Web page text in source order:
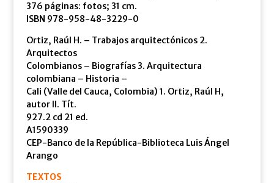
376 páginas: fotos; 31 cm.
ISBN 978-958-48-3229-0
Ortiz, Raúl H. – Trabajos arquitectónicos 2.
Arquitectos
Colombianos – Biografías 3. Arquitectura
colombiana – Historia –
Cali (Valle del Cauca, Colombia) 1. Ortiz, Raúl H,
autor II. Tít.
927.2 cd 21 ed.
A1590339
CEP-Banco de la República-Biblioteca Luis Ángel
Arango
TEXTOS